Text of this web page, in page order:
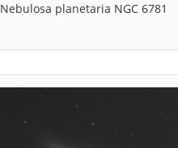
Nebulosa planetaria NGC 6781